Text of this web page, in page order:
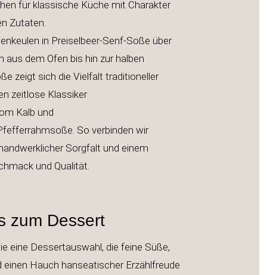
für klassische Küche mit Charakter
Zutaten.
in Preiselbeer-Senf-Soße über
dem Ofen bis hin zur halben
zeigt sich die Vielfalt traditioneller
zeitlose Klassiker
vom Kalb und
So verbinden wir
Sorgfalt und einem
und Qualität.
zum Dessert
eine Dessertauswahl, die feine Süße,
Hauch hanseatischer Erzählfreude